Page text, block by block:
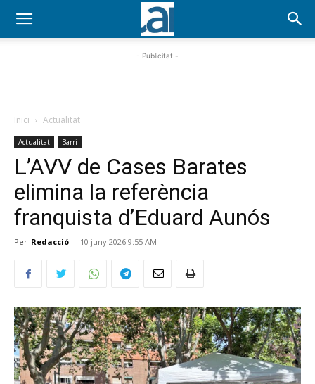
- Publicitat -
Inici Actualitat
Actualitat Barri
L’AVV de Cases Barates
elimina la referència
franquista d’Eduard Aunós
Per Redacció - 10 juny 2026 9:55 AM